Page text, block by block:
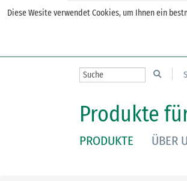
Diese Wesite verwendet Cookies, um Ihnen ein
Produkte
PRODUKTE ÜBER